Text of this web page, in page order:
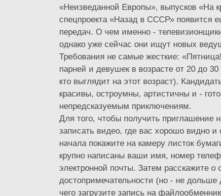
«Неизведанной Европы», выпусков «На
спецпроекта «Назад в СССР» появится
передач. О чем именно -
однако уже сейчас они ищут новых
Требования не самые жесткие:
парней и девушек в возрасте от 20 до
кто выглядит на этот возраст).
красивы, остроумны, артистичны и -
непредсказуемым приключениям.
Для того, чтобы получить приглашение
записать видео, где вас хорошо видно
начала покажите на камеру листок
крупно написаны ваши имя, номер
электронной почты. Затем расскажите
достопримечательности (но - не
чего загрузите запись на